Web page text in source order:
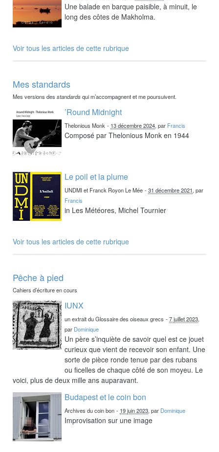
Une balade en barque paisible, à minuit, le
long des côtes de Makholma.
Voir tous les articles de cette rubrique
Mes standards
Mes versions desstandardsqui m’accompagnent et me poursuivent.
’Round Midnight
Thelonious Monk - 13 décembre 2024, par Francis
Composé par Thelonious Monk en 1944
Le poil et la plume
UNDMI et Franck Royon Le Mée -31 décembre 2021, par
Francis
in Les Météores, Michel Tournier
Voir tous les articles de cette rubrique
Pêche à pied
Cahiers d’écriture en cours
IUNX
un extrait du Glossaire des oiseaux grecs -7 juillet 2023,
par Dominique
Un père s’inquiète de savoir quel est ce jouet
curieux que vient de recevoir son enfant. Une
sorte de pièce ronde tenue par des rubans
ou ficelles de chaque côté de son moyeu. Le
voici, plus de deux mille ans auparavant.
Budapest et le coin bon
Archives du coin bon - 19 juin 2023, par Dominique
Improvisation sur une image